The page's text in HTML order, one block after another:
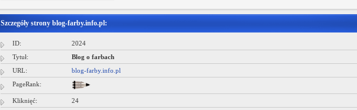
Szczegóły strony blog-farby.info.pl:
ID:
2024
Tytuł:
Blog o farbach
URL:
blog-farby.info.pl
PageRank:
Kliknięć:
24